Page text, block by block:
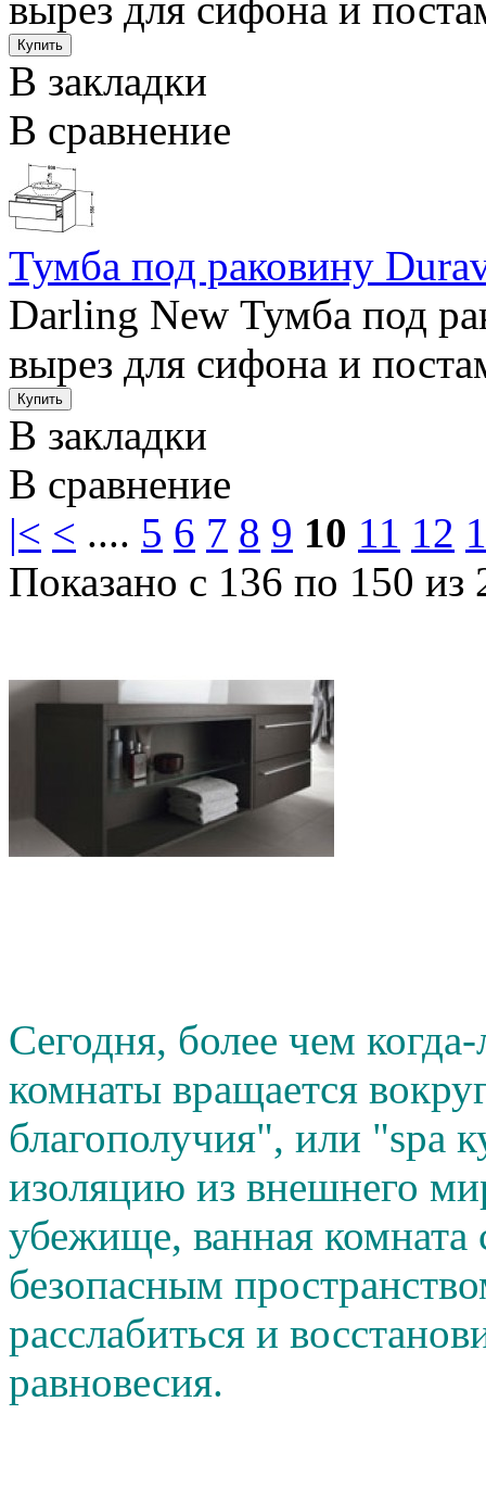
вырез для сифона и
В закладки
В сравнение
Тумба под раковину
Darling New Тумба под
вырез для сифона и
В закладки
В сравнение
|< < .... 5 6 7 8 9 10 11 12
Показано с 136 по 150 из
Сегодня, более чем
комнаты вращается
благополучия", или "spa
изоляцию из внешнего
убежище, ванная комната
безопасным
расслабиться и
равновесия.